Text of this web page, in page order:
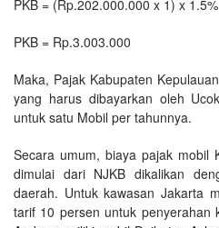
PKB = (Rp.202.000.000 x 1) x 1.5%
PKB = Rp.3.003.000
Maka, Pajak Kabupaten
yang harus dibayarkan oleh
untuk satu Mobil per tahunnya.
Secara umum, biaya pajak mobil
dimulai dari NJKB dikalikan
daerah. Untuk kawasan Jakarta
tarif 10 persen untuk penyerahan